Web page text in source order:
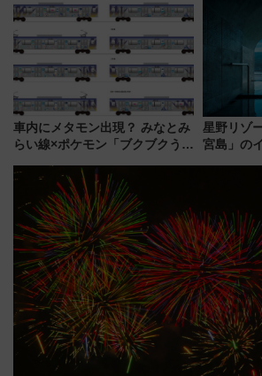
今年12月
車内にメタモン出現？ みなとみ
らい線×ポケモン「ブクブクうみ
行開始に！ この夏は直通列車で
横浜へ！
星野リゾ
宮島」の